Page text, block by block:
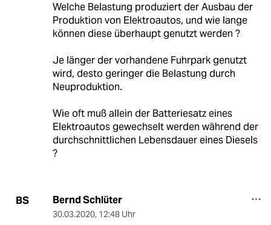
Welche Belastung produziert der Ausbau der
Produktion von Elektroautos, und wie lange
können diese überhaupt genutzt werden ?
Je länger der vorhandene Fuhrpark genutzt
wird, desto geringer die Belastung durch
Neuproduktion.
Wie oft muß allein der Batteriesatz eines
Elektroautos gewechselt werden während der
durchschnittlichen Lebensdauer eines Diesels
?
BS Bernd Schlüter
30.03.2020, 12:48 Uhr